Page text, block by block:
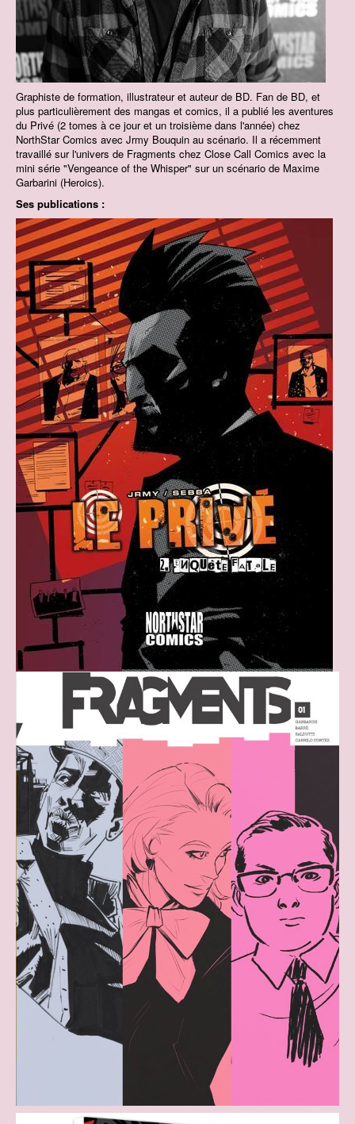
Graphiste de formation, illustrateur et auteur de BD. Fan de BD, et
plus particulièrement des mangas et comics, il a publié les aventures
du Privé (2 tomes à ce jour et un troisième dans l'année) chez
NorthStar Comics avec Jrmy Bouquin au scénario. Il a récemment
travaillé sur l'univers de Fragments chez Close Call Comics avec la
mini série "Vengeance of the Whisper" sur un scénario de Maxime
Garbarini (Heroics).
Ses publications :